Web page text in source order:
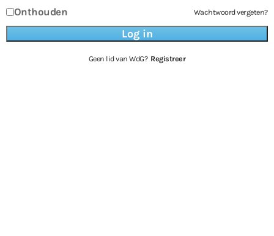
Onthouden Wachtwoord vergeten?
Geen lid van WdG? Registreer